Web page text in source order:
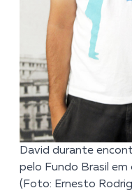
David durante
pelo Fundo Brasil
(Foto: Ernesto